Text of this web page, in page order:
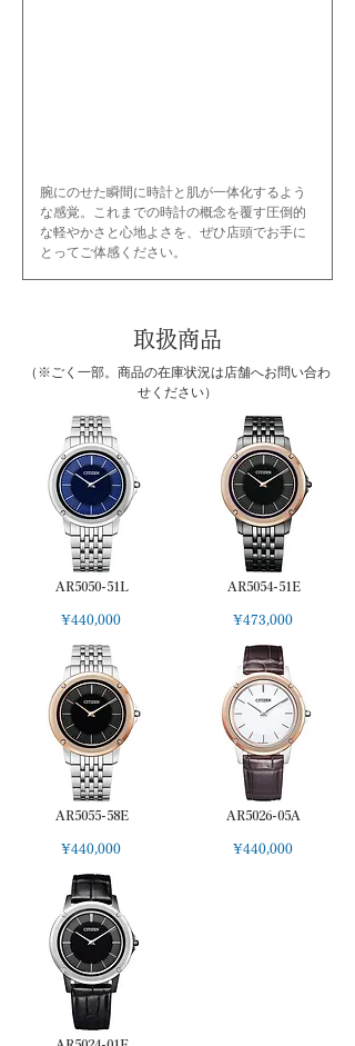
腕にのせた瞬間に時計と肌が一体化するよう
な感覚。これまでの時計の概念を覆す圧倒的
な軽やかさと心地よさを、ぜひ店頭でお手に
とってご体感ください。
取扱商品
（※ごく一部。商品の在庫状況は店舗へお問い合わ
せください）
AR5050-51L
¥440,000
AR5055-58E
¥440,000
AR5054-51E
¥473,000
AR5026-05A
¥440,000